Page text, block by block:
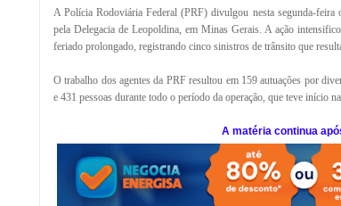
A Polícia Rodoviária Federal (PRF) divulgou nesta segunda-
pela Delegacia de Leopoldina, em Minas Gerais. A ação
feriado prolongado, registrando cinco sinistros de trânsito que
O trabalho dos agentes da PRF resultou em 159 autuações por
e 431 pessoas durante todo o período da operação, que teve início
A matéria continua